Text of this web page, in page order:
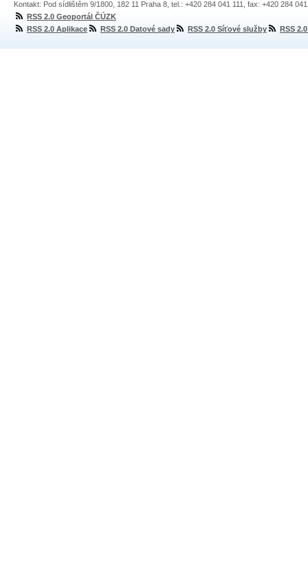
Kontakt: Pod sídlištěm 9/1800, 182 11 Praha 8, tel.: +420 284 041 111, fax: +420 284
RSS 2.0 Geoportál ČÚZK
RSS 2.0 Aplikace
RSS 2.0 Datové sady RSS 2.0 Síťové služby RSS